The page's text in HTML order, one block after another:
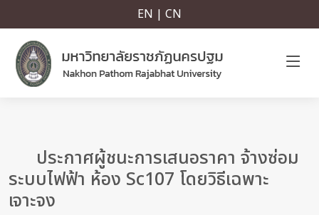
EN | CN
ประกาศผู้ชนะการเสนอราคา จ้างซ่อม
ระบบไฟฟ้า ห้อง Sc107 โดยวิธีเฉพาะ
เจาะจง